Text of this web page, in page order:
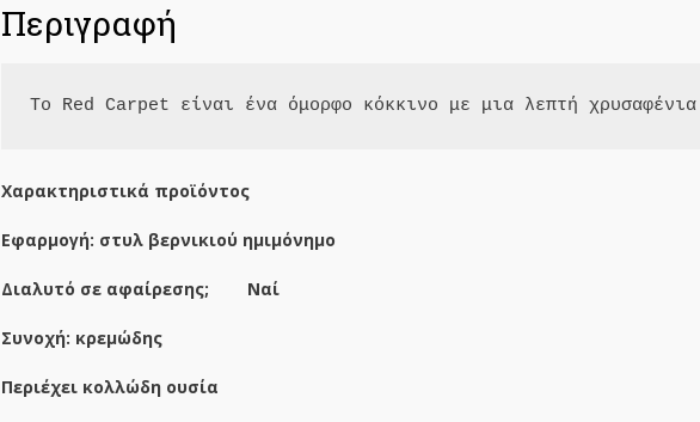
Περιγραφή
Το Red Carpet είναι ένα όμορφο κόκκινο με μια λεπτή
Χαρακτηριστικά προϊόντος
Εφαρμογή: στυλ βερνικιού ημιμόνημο
Διαλυτό σε αφαίρεσης; Ναί
Συνοχή: κρεμώδης
Περιέχει κολλώδη ουσία